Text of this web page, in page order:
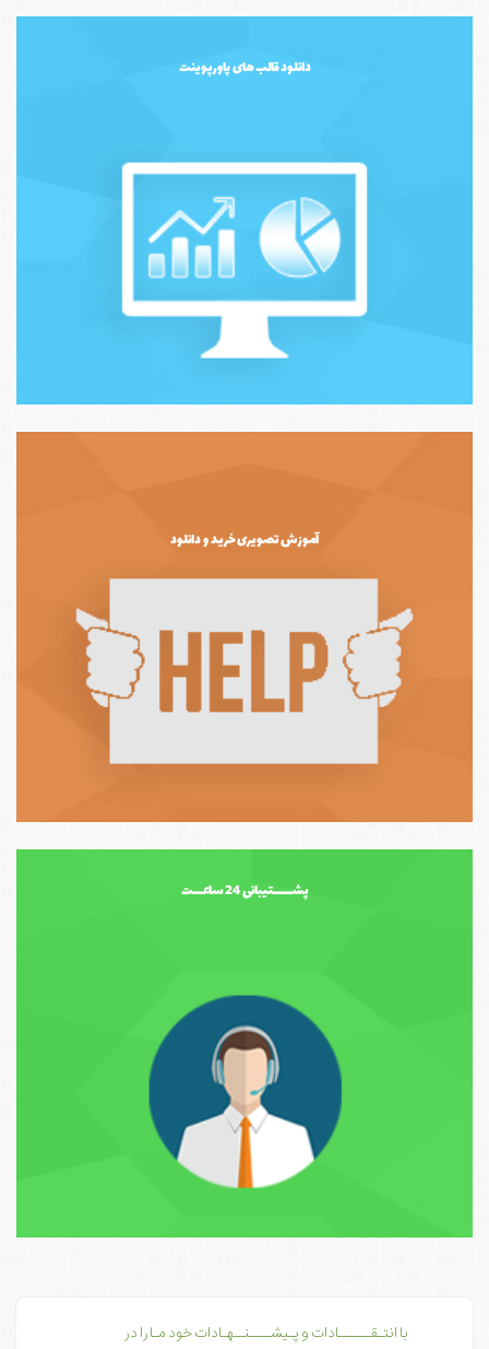
دانلود قالب های پاورپوینت
آموزش تصویری خرید و دانلود
پشــــــتیبانی 24 ساعـــت
با انتـقــــــادات و پـیشــــنــهـادات خود مـا را در